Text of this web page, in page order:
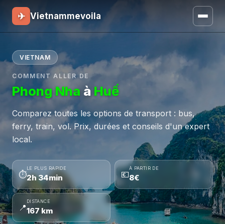
✈ Vietnammevoila
VIETNAM
COMMENT ALLER DE
Phong Nhaà Huế
Comparez toutes les options de transport : bus,
ferry, train, vol. Prix, durées et conseils d'un expert
local.
⏱
LE PLUS RAPIDE
2h 34min 💶
À PARTIR DE
8€
📍
DISTANCE
167 km